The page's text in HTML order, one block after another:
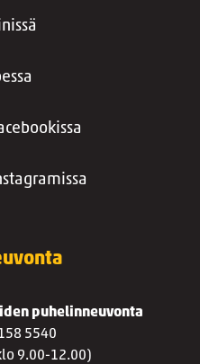
puhelinneuvonta
5540
9.00-12.00)